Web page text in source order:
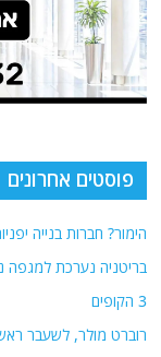
פוסטים אחרונים
הימור? חברות בנייה
בריטניה נערכת למגפה
3 הקופים
רוברט מולר, לשעבר